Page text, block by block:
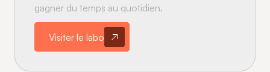
gagner du temps au quotidien.
Visiter le labo